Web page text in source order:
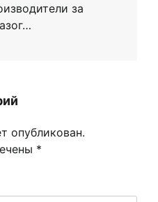
за
опубликован.
*